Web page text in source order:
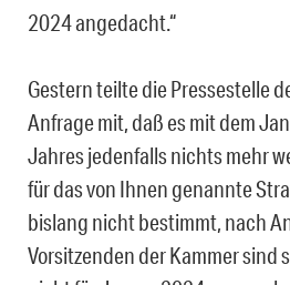
2024 angedacht.“
Gestern teilte die Pressestelle
Anfrage mit, daß es mit dem
Jahres jedenfalls nichts mehr
für das von Ihnen genannte
bislang nicht bestimmt, nach
Vorsitzenden der Kammer sind